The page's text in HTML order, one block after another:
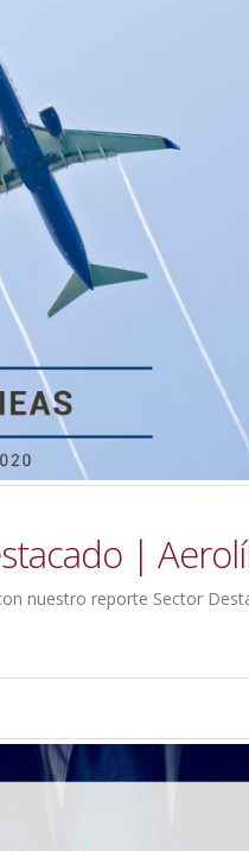
|
nuestro reporte Sector